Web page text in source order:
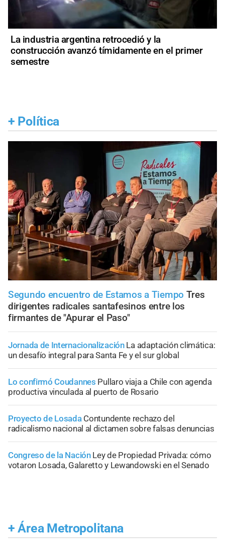
La industria argentina retrocedió y la
construcción avanzó tímidamente en el primer
semestre
+ Política
Segundo encuentro de Estamos a Tiempo Tres
dirigentes radicales santafesinos entre los
firmantes de "Apurar el Paso"
Jornada de Internacionalización La adaptación climática:
un desafío integral para Santa Fe y el sur global
Lo confirmó Coudannes Pullaro viaja a Chile con agenda
productiva vinculada al puerto de Rosario
Proyecto de Losada Contundente rechazo del
radicalismo nacional al dictamen sobre falsas denuncias
Congreso de la Nación Ley de Propiedad Privada: cómo
votaron Losada, Galaretto y Lewandowski en el Senado
+ Área Metropolitana